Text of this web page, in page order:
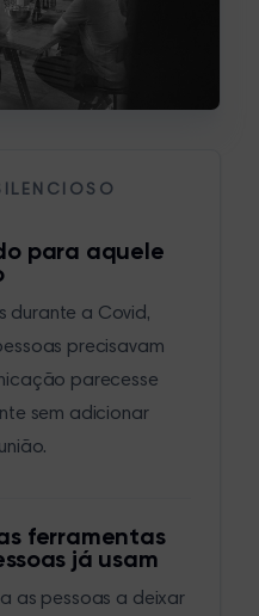
para aquele
durante a Covid,
precisavam
parecesse
sem adicionar
ferramentas
já usam
as pessoas a deixar